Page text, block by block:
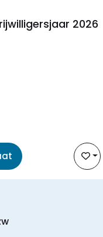
2026